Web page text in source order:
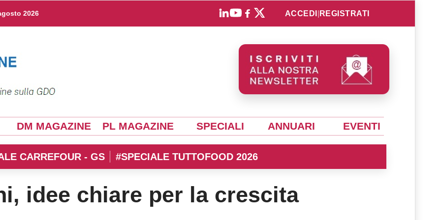
2026 ACCEDI REGISTRATI
DM MAGAZINE PL MAGAZINE SPECIALI ANNUARI EVENTI
CARREFOUR - GS #SPECIALE TUTTOFOOD 2026
idee chiare per la crescita